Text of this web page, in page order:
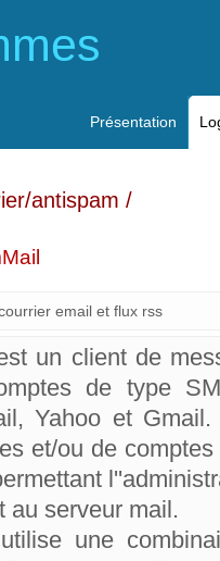
Présentation
antispam /
email et flux rss
un client de
de type
Yahoo et
et/ou de
au serveur mail.
une